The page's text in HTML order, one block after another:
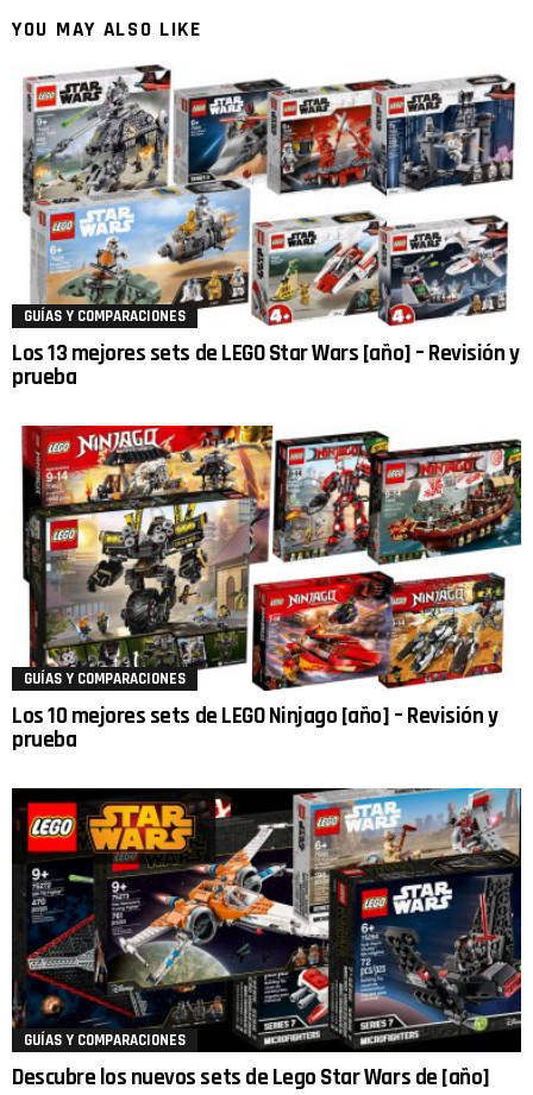
YOU MAY ALSO LIKE
GUÍAS Y COMPARACIONES
Los 13 mejores sets de LEGO Star Wars [año] – Revisión y
prueba
GUÍAS Y COMPARACIONES
Los 10 mejores sets de LEGO Ninjago [año] – Revisión y
prueba
GUÍAS Y COMPARACIONES
Descubre los nuevos sets de Lego Star Wars de [año]